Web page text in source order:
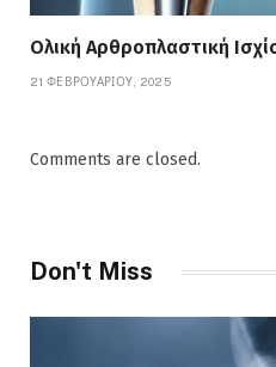
Ολική Αρθροπλαστική
21 ΦΕΒΡΟΥΑΡΊΟΥ, 2025
Comments are closed.
Don't Miss